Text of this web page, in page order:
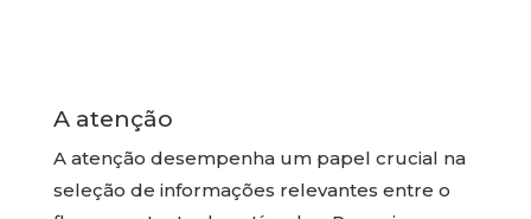
A atenção
A atenção desempenha um papel crucial na
seleção de informações relevantes entre o